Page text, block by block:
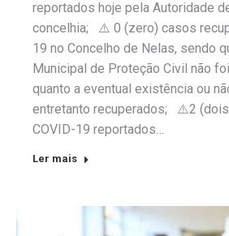
reportados hoje pela Autoridade
concelhia; ⚠️ 0 (zero) casos
19 no Concelho de Nelas, sendo
Municipal de Proteção Civil não
quanto a eventual existência ou
entretanto recuperados; ⚠️2
COVID-19 reportados…
Ler mais